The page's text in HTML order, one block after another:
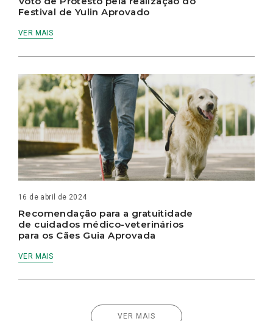
Festival de Yulin Aprovado
VER MAIS
16 de abril de 2024
Recomendação para a gratuitidade
de cuidados médico-veterinários
para os Cães Guia Aprovada
VER MAIS
VER MAIS